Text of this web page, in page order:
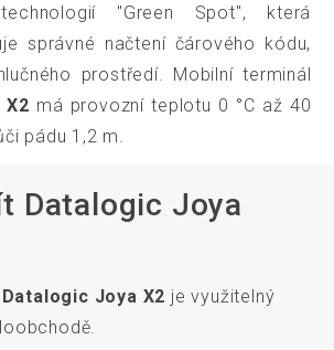
"Green Spot", která
správné načtení čárového kódu,
prostředí. Mobilní terminál
má provozní teplotu 0 °C až 40
pádu 1,2 m.
Datalogic Joya
Datalogic Joya X2 je využitelný